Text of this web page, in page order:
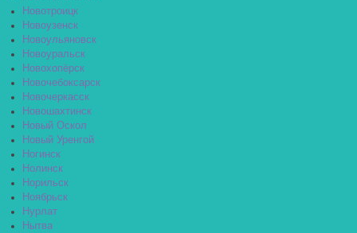
Новотроицк
Новоузенск
Новоульяновск
Новоуральск
Новохопёрск
Новочебоксарск
Новочеркасск
Новошахтинск
Новый Оскол
Новый Уренгой
Ногинск
Нолинск
Норильск
Ноябрьск
Нурлат
Нытва